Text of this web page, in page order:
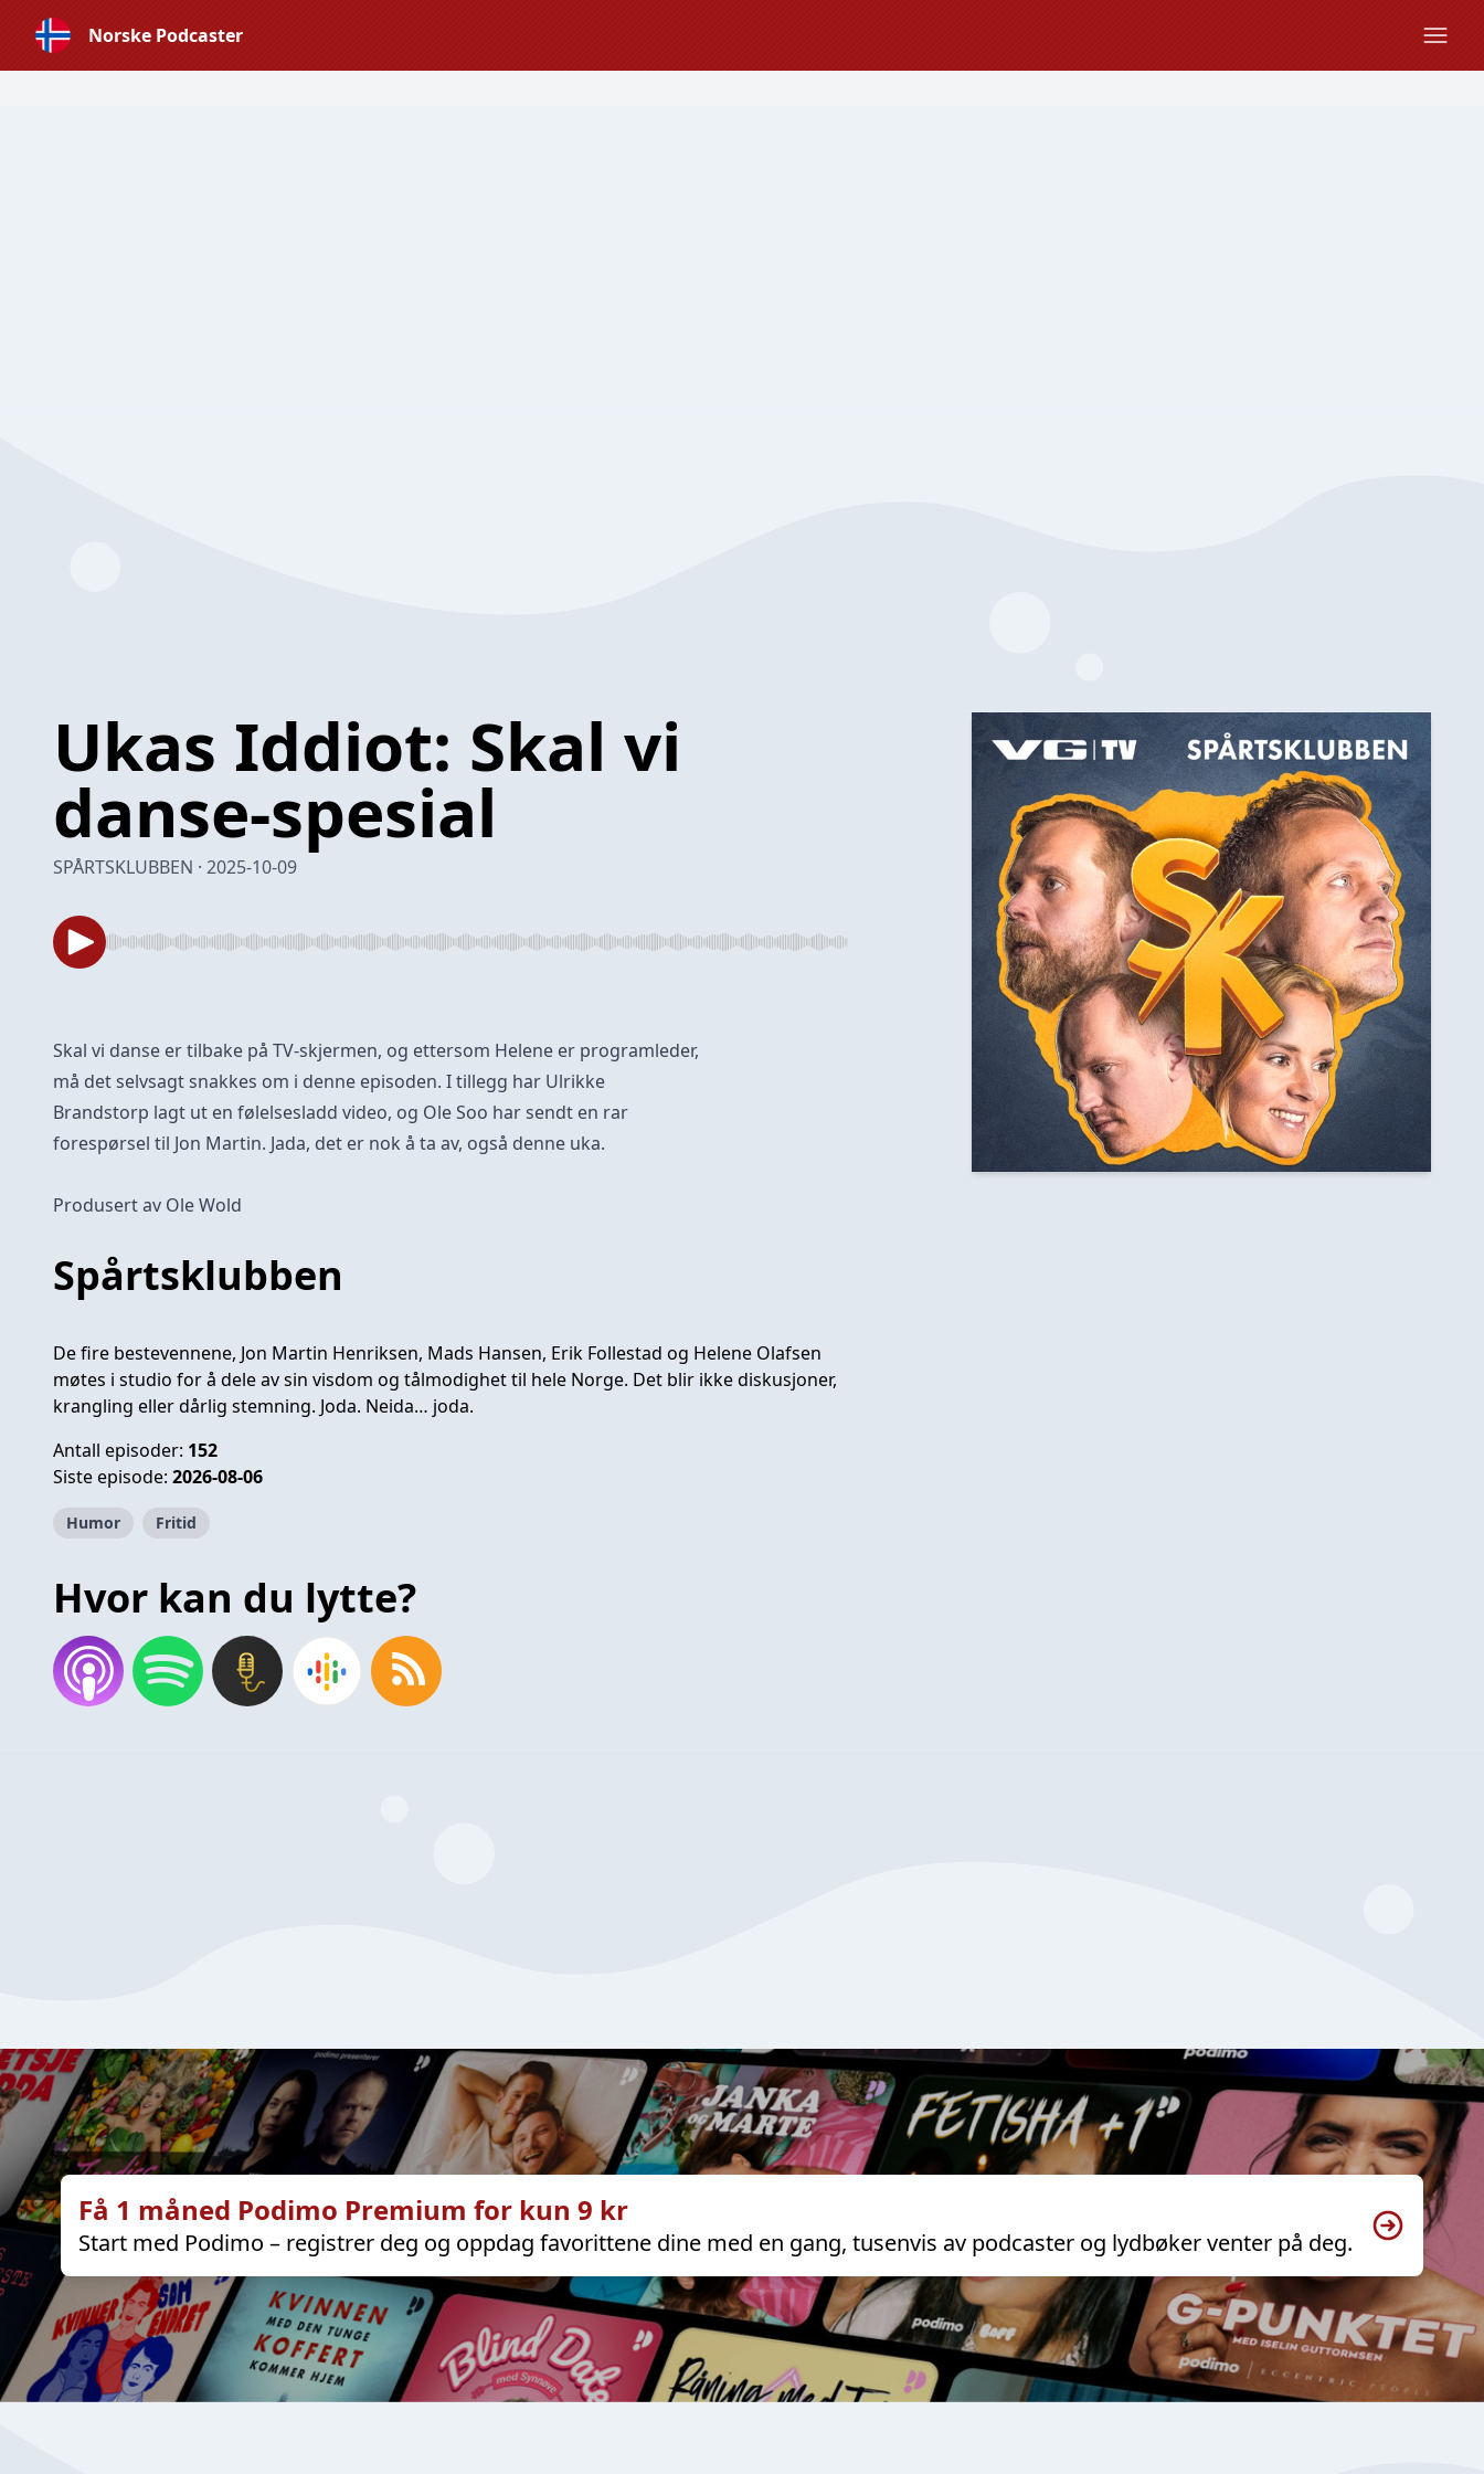
Norske Podcaster
Ukas Iddiot: Skal vi
danse-spesial
SPÅRTSKLUBBEN · 2025-10-09
Skal vi danse er tilbake på TV-skjermen, og ettersom Helene er programleder,
må det selvsagt snakkes om i denne episoden. I tillegg har Ulrikke
Brandstorp lagt ut en følelsesladd video, og Ole Soo har sendt en rar
forespørsel til Jon Martin. Jada, det er nok å ta av, også denne uka.
Produsert av Ole Wold
Spårtsklubben
De fire bestevennene, Jon Martin Henriksen, Mads Hansen, Erik Follestad og Helene Olafsen
møtes i studio for å dele av sin visdom og tålmodighet til hele Norge. Det blir ikke diskusjoner,
krangling eller dårlig stemning. Joda. Neida… joda.
Antall episoder: 152
Siste episode: 2026-08-06
Humor Fritid
Hvor kan du lytte?
Få 1 måned Podimo Premium for kun 9 kr
Start med Podimo – registrer deg og oppdag favorittene dine med en gang, tusenvis av podcaster og lydbøker venter på deg.